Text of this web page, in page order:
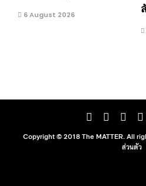
6 August 2026
Copyright © 2018 The MATTER. All
ส่วนตัว